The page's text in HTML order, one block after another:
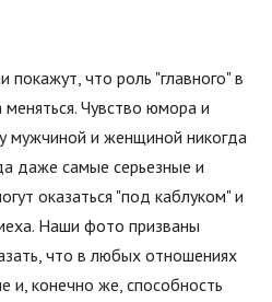
что роль "главного" в
Чувство юмора и
мужчиной и женщиной никогда
даже самые серьезные и
оказаться "под каблуком" и
Наши фото призваны
что в любых отношениях
и, конечно же, способность